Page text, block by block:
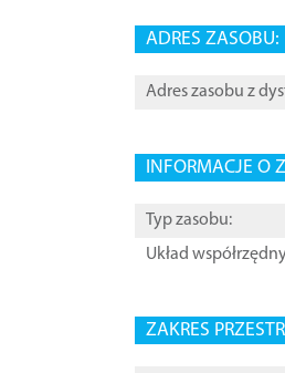
ADRES ZASOBU:
Adres zasobu z
INFORMACJE O
Typ zasobu:
Układ
ZAKRES